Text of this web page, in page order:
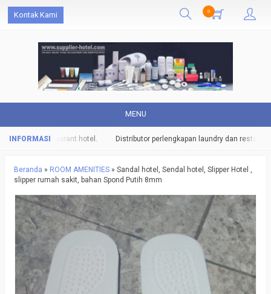
Kontak Kami 0
MENU
dan restaurant hotel. Distributor perlengkapan laundry dan restaurant
Beranda » ROOM AMENITIES » Sandal hotel, Sendal hotel, Slipper Hotel ,
slipper rumah sakit, bahan Spond Putih 8mm